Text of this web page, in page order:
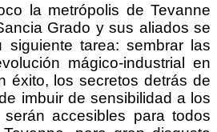
la metrópolis de Tevanne
Grado y sus aliados se
siguiente tarea: sembrar las
mágico-industrial en
éxito, los secretos detrás de
imbuir de sensibilidad a los
accesibles para todos